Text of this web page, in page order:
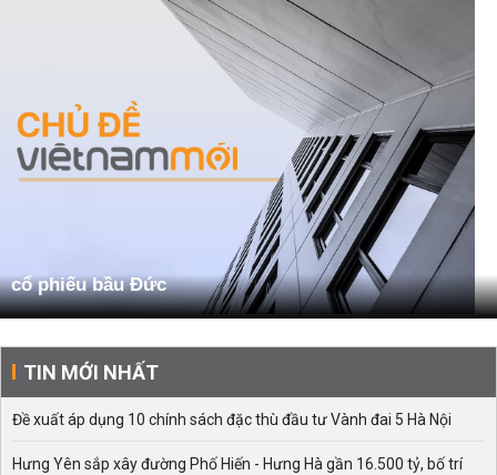
cổ phiếu bầu Đức
TIN MỚI NHẤT
Đề xuất áp dụng 10 chính sách đặc thù đầu tư Vành đai 5 Hà Nội
Hưng Yên sắp xây đường Phố Hiến - Hưng Hà gần 16.500 tỷ, bố trí